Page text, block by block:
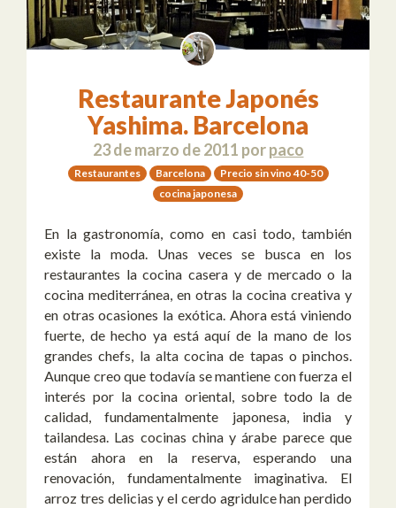
Restaurante Japonés
Yashima. Barcelona
23 de marzo de 2011 porpaco
Restaurantes Barcelona
Precio sin vino 40-50
cocina japonesa
En la gastronomía, como en casi todo, también
existe la moda. Unas veces se busca en los
restaurantes la cocina casera y de mercado o la
cocina mediterránea, en otras la cocina creativa y
en otras ocasiones la exótica. Ahora está viniendo
fuerte, de hecho ya está aquí de la mano de los
grandes chefs, la alta cocina de tapas o pinchos.
Aunque creo que todavía se mantiene con fuerza el
interés por la cocina oriental, sobre todo la de
calidad, fundamentalmente japonesa, india y
tailandesa. Las cocinas china y árabe parece que
están ahora en la reserva, esperando una
renovación, fundamentalmente imaginativa. El
arroz tres delicias y el cerdo agridulce han perdido